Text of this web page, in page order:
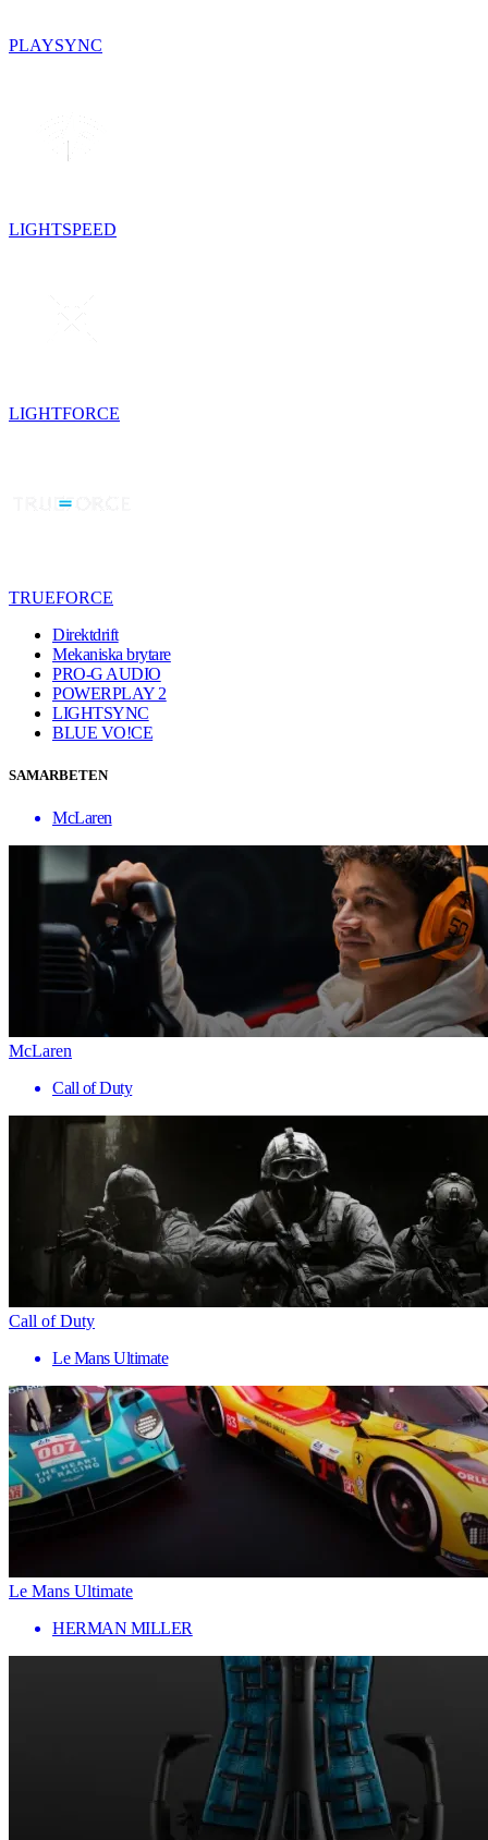
PLAYSYNC
LIGHTSPEED
LIGHTFORCE
TRUEFORCE
Direktdrift
Mekaniska brytare
PRO-G AUDIO
POWERPLAY 2
LIGHTSYNC
BLUE VO!CE
SAMARBETEN
McLaren
McLaren
Call of Duty
Call of Duty
Le Mans Ultimate
Le Mans Ultimate
HERMAN MILLER